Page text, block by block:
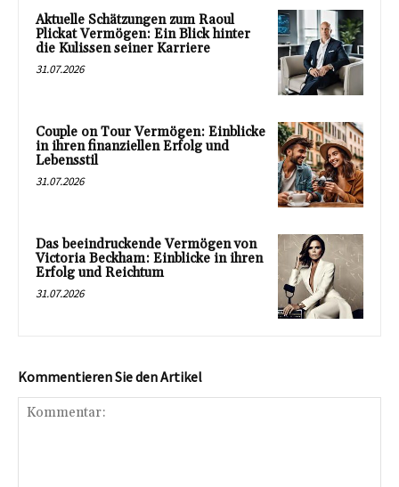
Aktuelle Schätzungen zum Raoul
Plickat Vermögen: Ein Blick hinter
die Kulissen seiner Karriere
31.07.2026
Couple on Tour Vermögen: Einblicke
in ihren finanziellen Erfolg und
Lebensstil
31.07.2026
Das beeindruckende Vermögen von
Victoria Beckham: Einblicke in ihren
Erfolg und Reichtum
31.07.2026
Kommentieren Sie den Artikel